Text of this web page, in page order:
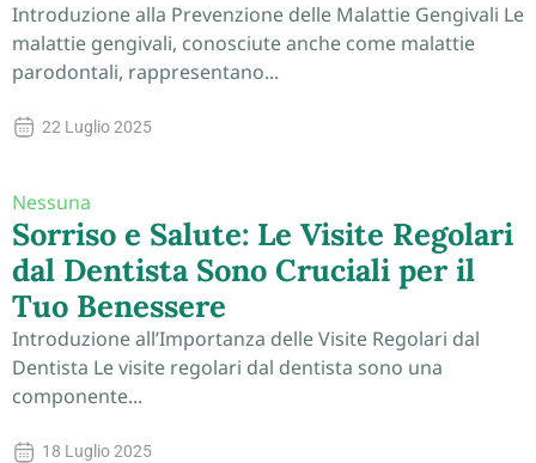
Introduzione alla Prevenzione delle Malattie Gengivali Le
malattie gengivali, conosciute anche come malattie
parodontali, rappresentano...
22 Luglio 2025
Nessuna
Sorriso e Salute: Le Visite Regolari
dal Dentista Sono Cruciali per il
Tuo Benessere
Introduzione all’Importanza delle Visite Regolari dal
Dentista Le visite regolari dal dentista sono una
componente...
18 Luglio 2025